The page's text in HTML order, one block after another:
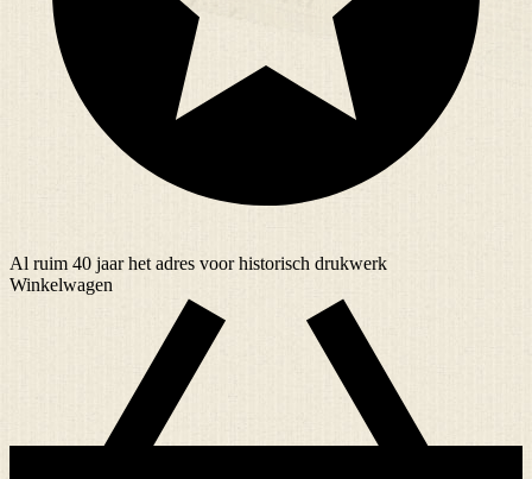
Al ruim 40 jaarhet adres voor historisch drukwerk
Winkelwagen